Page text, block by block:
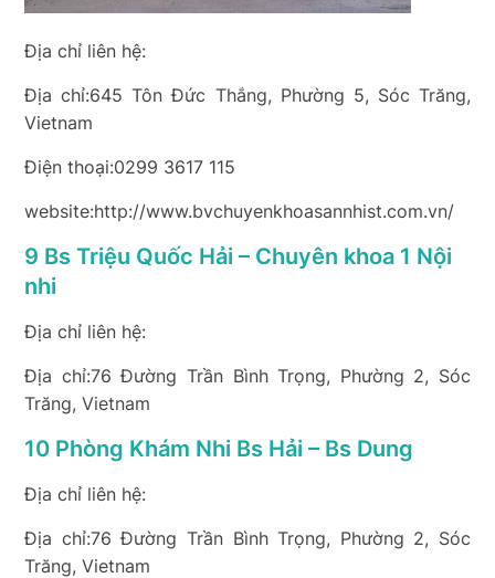
Địa chỉ liên hệ:
Địa chỉ:645 Tôn Đức Thắng, Phường 5, Sóc Trăng,
Vietnam
Điện thoại:0299 3617 115
website:http://www.bvchuyenkhoasannhist.com.vn/
9 Bs Triệu Quốc Hải – Chuyên khoa 1 Nội
nhi
Địa chỉ liên hệ:
Địa chỉ:76 Đường Trần Bình Trọng, Phường 2, Sóc
Trăng, Vietnam
10 Phòng Khám Nhi Bs Hải – Bs Dung
Địa chỉ liên hệ:
Địa chỉ:76 Đường Trần Bình Trọng, Phường 2, Sóc
Trăng, Vietnam